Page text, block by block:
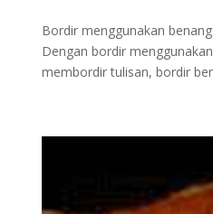
Bordir menggunakan
Dengan bordir
membordir tulisan, bordir